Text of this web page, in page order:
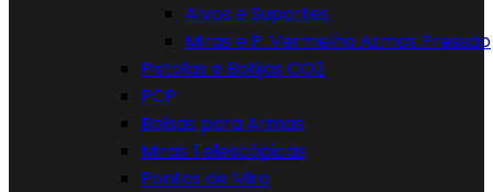
Alvos e Suportes
Miras e P. Vermelho Armas Pressão
Pistolas e Botijas CO2
PCP
Bolsas para Armas
Miras Telescópicas
Pontos de Mira